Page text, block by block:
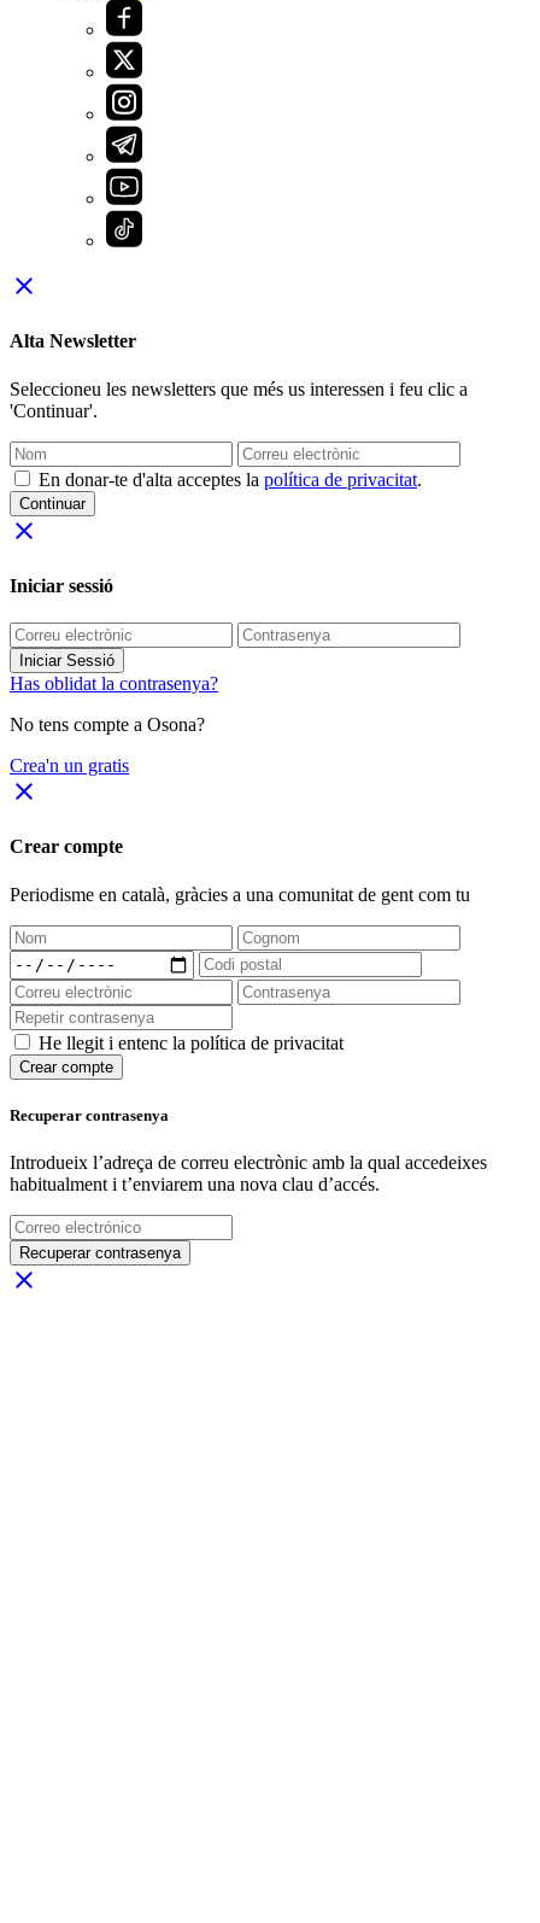
close
Alta Newsletter
Seleccioneu les newsletters que més us interessen i feu clic a
'Continuar'.
En donar-te d'alta acceptes la política de privacitat.
Continuar
close
Iniciar sessió
Iniciar Sessió
Has oblidat la contrasenya?
No tens compte a Osona?
Crea'n un gratis
close
Crear compte
Periodisme en català, gràcies a una comunitat de gent com tu
He llegit i entenc la política de privacitat
Crear compte
Recuperar contrasenya
Introdueix l’adreça de correu electrònic amb la qual accedeixes
habitualment i t’enviarem una nova clau d’accés.
Recuperar contrasenya
close